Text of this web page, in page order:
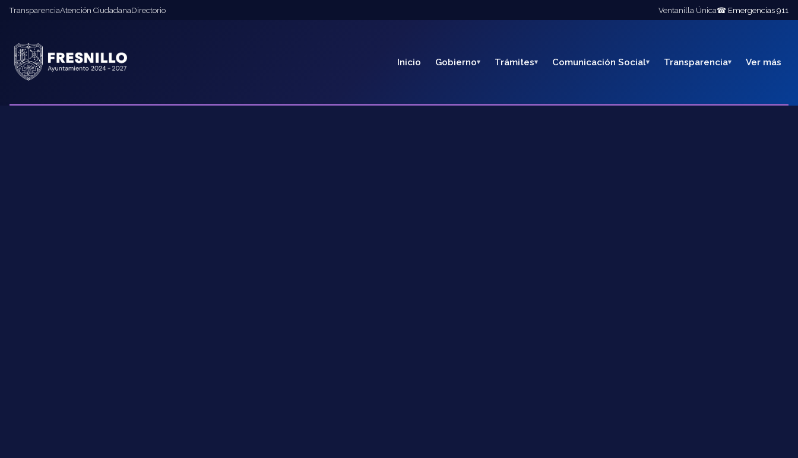
TransparenciaAtención CiudadanaDirectorio Ventanilla Única☎ Emergencias 911
Inicio Gobierno Trámites Comunicación Social Transparencia Ver más